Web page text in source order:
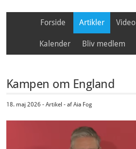
Forside Artikler Video
Kalender Bliv medlem
Kampen om England
18. maj 2026 - Artikel - af Aia Fog